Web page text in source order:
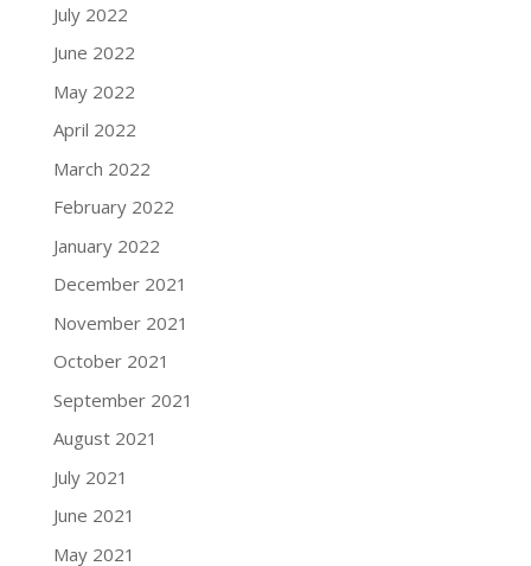
July 2022
June 2022
May 2022
April 2022
March 2022
February 2022
January 2022
December 2021
November 2021
October 2021
September 2021
August 2021
July 2021
June 2021
May 2021